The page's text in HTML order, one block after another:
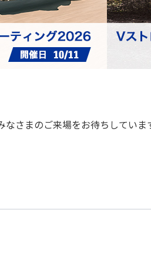
さまのご来場をお待ちしていま